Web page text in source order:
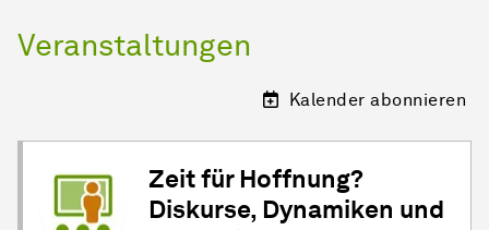
Veranstaltungen
Kalender abonnieren
Zeit für Hoffnung?
Diskurse, Dynamiken und